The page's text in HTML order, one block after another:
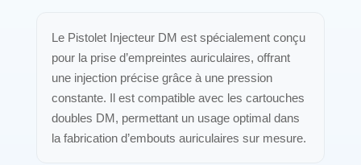
Le Pistolet Injecteur DM est spécialement conçu
pour la prise d’empreintes auriculaires, offrant
une injection précise grâce à une pression
constante. Il est compatible avec les cartouches
doubles DM, permettant un usage optimal dans
la fabrication d’embouts auriculaires sur mesure.